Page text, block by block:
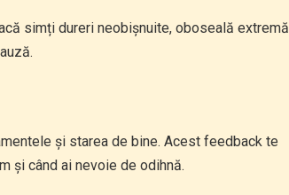
simți dureri neobișnuite, oboseală extremă
și starea de bine. Acest feedback te
și când ai nevoie de odihnă.